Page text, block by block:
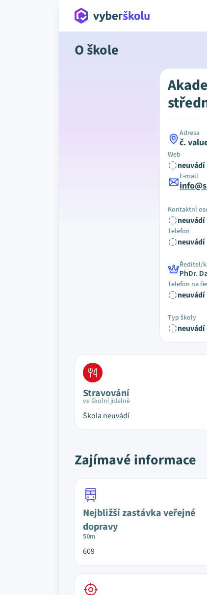
O škole
Adresa
č.
Web
neuvádí
E-mail
Kontaktní
neuvádí
Telefon
neuvádí
Ředitel/
PhDr.
Telefon na
neuvádí
Typ školy
neuvádí
Stravování
ve školní jídelně
Škola neuvádí
Zajímavé informace
Nejbližší zastávka veřejné
dopravy
50m
609